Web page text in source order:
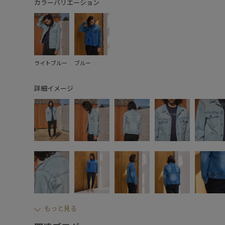
カラーバリエーション
ライトブルー ブルー
詳細イメージ
もっと見る